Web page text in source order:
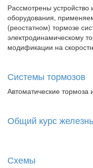
Рассмотрены устройство
оборудования,
(реостатном) тормозе
электродинамическому
модификации на
Системы тормозов
Автоматические
Общий курс
Схемы